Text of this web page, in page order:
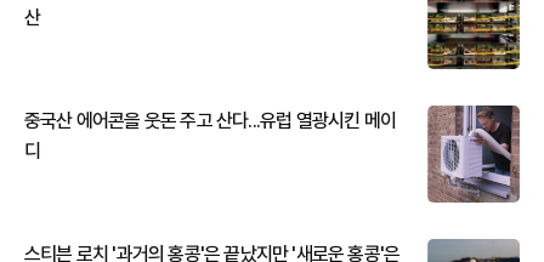
산
중국산 에어콘을 웃돈 주고 산다...유럽 열광시킨 메이
디
스티븐 로치 '과거의 홍콩'은 끝났지만 '새로운 홍콩'은